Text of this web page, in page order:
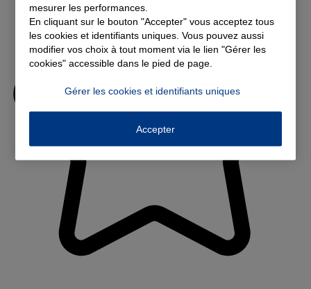
mesurer les performances.
En cliquant sur le bouton "Accepter" vous acceptez tous
les cookies et identifiants uniques. Vous pouvez aussi
modifier vos choix à tout moment via le lien "Gérer les
cookies" accessible dans le pied de page.
Gérer les cookies et identifiants uniques
Accepter